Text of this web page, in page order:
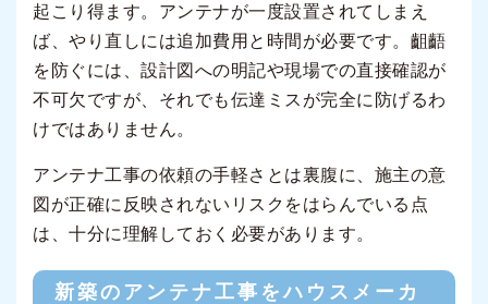
起こり得ます。アンテナが一度設置されてしまえ
ば、やり直しには追加費用と時間が必要です。齟齬
を防ぐには、設計図への明記や現場での直接確認が
不可欠ですが、それでも伝達ミスが完全に防げるわ
けではありません。
アンテナ工事の依頼の手軽さとは裏腹に、施主の意
図が正確に反映されないリスクをはらんでいる点
は、十分に理解しておく必要があります。
新築のアンテナ工事をハウスメーカ